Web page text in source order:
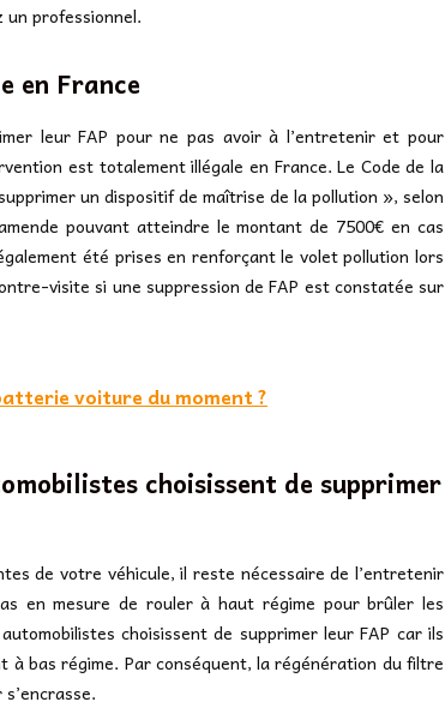
professionnel.
en France
leur FAP pour ne pas avoir à l’entretenir et pour
est totalement illégale en France. Le Code de la
un dispositif de maîtrise de la pollution », selon
pouvant atteindre le montant de 7500€ en cas
été prises en renforçant le volet pollution lors
visite si une suppression de FAP est constatée sur
voiture du moment ?
choisissent de supprimer
de votre véhicule, il reste nécessaire de l’entretenir
en mesure de rouler à haut régime pour brûler les
choisissent de supprimer leur FAP car ils
bas régime. Par conséquent, la régénération du filtre